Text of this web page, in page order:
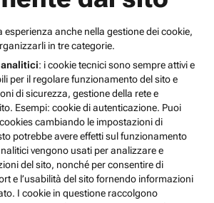
esperienza anche nella gestione dei cookie,
in tre categorie.
: i cookie tecnici sono sempre attivi e
per il regolare funzionamento del sito e
di sicurezza, gestione della rete e
Esempi: cookie di autenticazione. Puoi
cambiando le impostazioni di
potrebbe avere effetti sul funzionamento
vengono usati per analizzare e
del sito, nonché per consentire di
e l’usabilità del sito fornendo informazioni
I cookie in questione raccolgono